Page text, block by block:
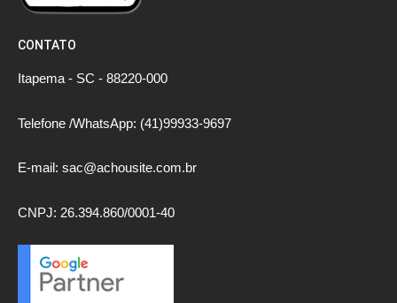
CONTATO
Itapema - SC - 88220-000
Telefone /WhatsApp: (41)99933-9697
E-mail: sac@achousite.com.br
CNPJ: 26.394.860/0001-40